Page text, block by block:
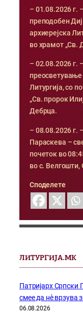
– 01.08.2026 г.
преподобен
архиерејска
во храмот „Св.
– 02.08.2026 г.
преосветување
Литургија, со
„Св. пророк
Дебрца.
– 08.08.2026 г.
Параскева –
почеток во
во с. Велгошти,
Споделете
ЛИТУРГИЈА.МК
Патријарх Српски
смее да нѐ врзува
06.08.2026